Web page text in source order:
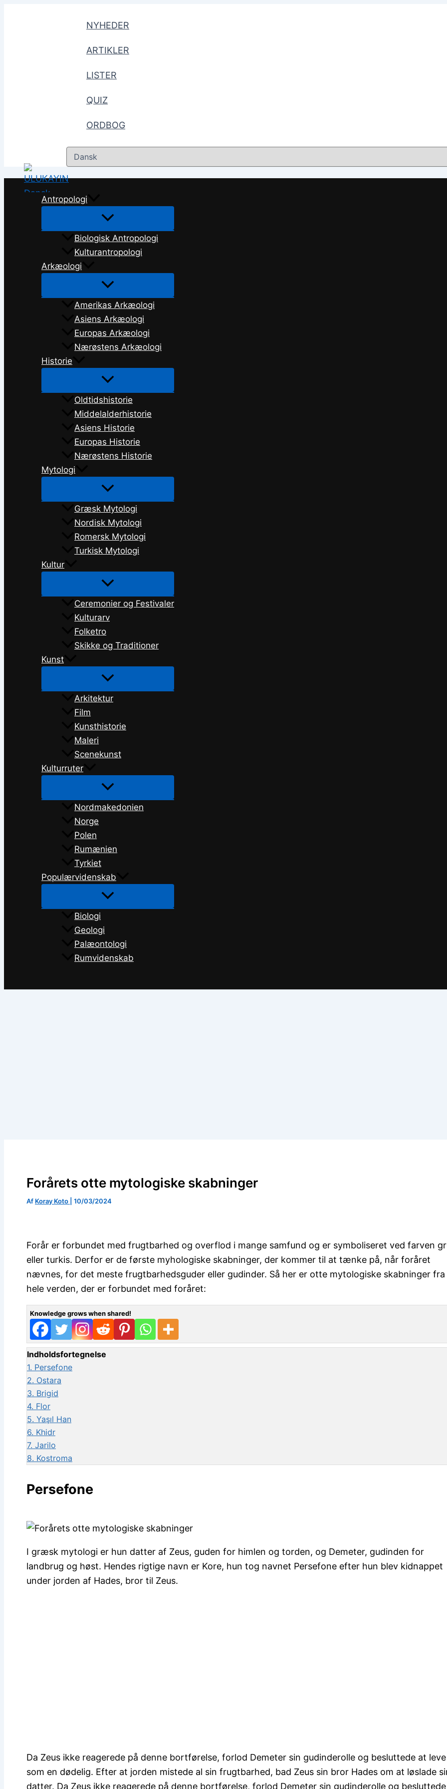
NYHEDER
ARTIKLER
LISTER
QUIZ
ORDBOG
Vælg
sprog
Antropologi
Biologisk Antropologi
Kulturantropologi
Arkæologi
Amerikas Arkæologi
Asiens Arkæologi
Europas Arkæologi
Nærøstens Arkæologi
Historie
Oldtidshistorie
Middelalderhistorie
Asiens Historie
Europas Historie
Nærøstens Historie
Mytologi
Græsk Mytologi
Nordisk Mytologi
Romersk Mytologi
Turkisk Mytologi
Kultur
Ceremonier og Festivaler
Kulturarv
Folketro
Skikke og Traditioner
Kunst
Arkitektur
Film
Kunsthistorie
Maleri
Scenekunst
Kulturruter
Nordmakedonien
Norge
Polen
Rumænien
Tyrkiet
Populærvidenskab
Biologi
Geologi
Palæontologi
Rumvidenskab
Forårets otte mytologiske skabninger
Af Koray Koto 10/03/2024
Forår er forbundet med frugtbarhed og overflod i mange samfund og er symboliseret ved farven
eller turkis. Derfor er de første myhologiske skabninger, der kommer til at tænke på, når foråret
nævnes, for det meste frugtbarhedsguder eller gudinder. Så her er otte mytologiske skabninger fra
hele verden, der er forbundet med foråret:
Knowledge grows when shared!
Indholdsfortegnelse
1. Persefone
2. Ostara
3. Brigid
4. Flor
5. Yaşıl Han
6. Khidr
7. Jarilo
8. Kostroma
Persefone
I græsk mytologi er hun datter af Zeus, guden for himlen og torden, og Demeter, gudinden for
landbrug og høst. Hendes rigtige navn er Kore, hun tog navnet Persefone efter hun blev kidnappet
under jorden af ​​Hades, bror til Zeus.
Da Zeus ikke reagerede på denne bortførelse, forlod Demeter sin gudinderolle og besluttede at leve
som en dødelig. Efter at jorden mistede al sin frugtbarhed, bad Zeus sin bror Hades om at løslade
datter. Da Zeus ikke reagerede på denne bortførelse, forlod Demeter sin gudinderolle og